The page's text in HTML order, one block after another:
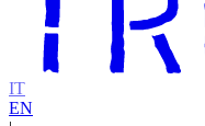
IT
EN